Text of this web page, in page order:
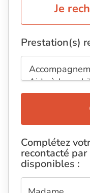
Je
Prestation(s)
Complétez
recontacté
disponibles :